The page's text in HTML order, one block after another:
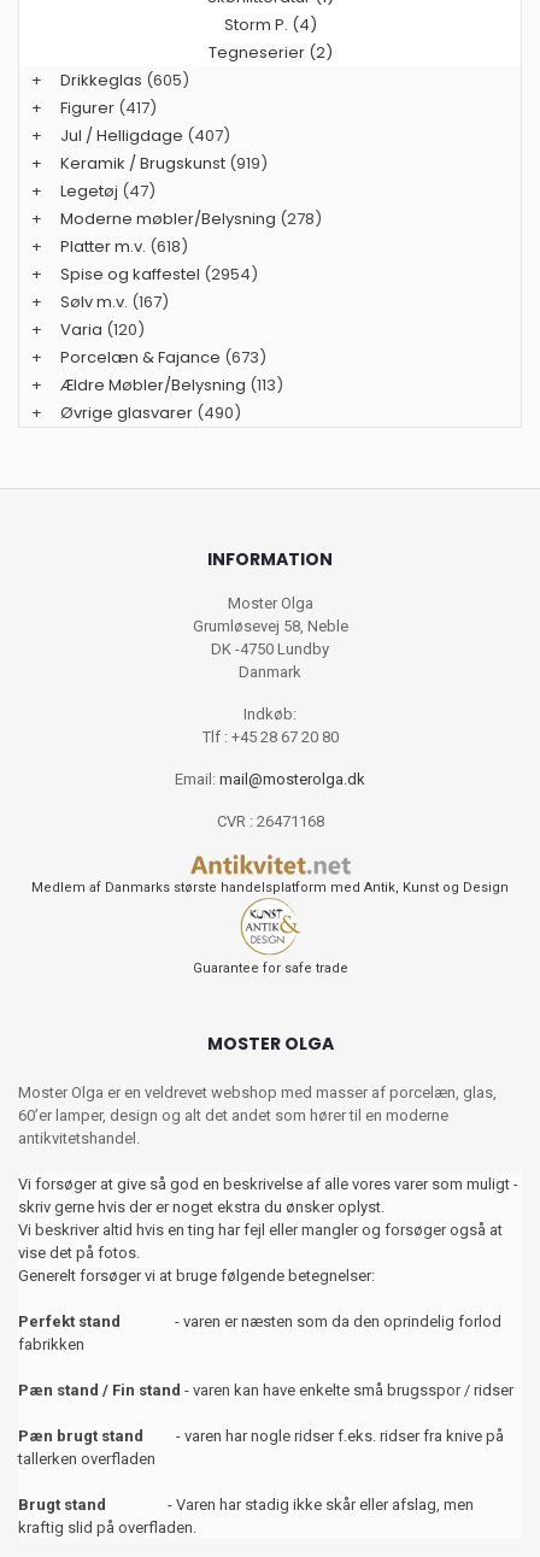
Storm P. (4)
Tegneserier (2)
+
Drikkeglas (605)
+
Figurer (417)
+
Jul / Helligdage (407)
+
Keramik / Brugskunst (919)
+
Legetøj (47)
+
Moderne møbler/Belysning (278)
+
Platter m.v. (618)
+
Spise og kaffestel (2954)
+
Sølv m.v. (167)
+
Varia (120)
+
Porcelæn & Fajance (673)
+
Ældre Møbler/Belysning (113)
+
Øvrige glasvarer (490)
INFORMATION
Moster Olga
Grumløsevej 58, Neble
DK -4750 Lundby
Danmark
Indkøb:
Tlf : +45 28 67 20 80
Email: mail@mosterolga.dk
CVR : 26471168
Medlem af Danmarks største handelsplatform med Antik, Kunst og Design
Guarantee for safe trade
MOSTER OLGA
Moster Olga er en veldrevet webshop med masser af porcelæn, glas,
60’er lamper, design og alt det andet som hører til en moderne
antikvitetshandel.
Vi forsøger at give så god en beskrivelse af alle vores varer som muligt -
skriv gerne hvis der er noget ekstra du ønsker oplyst.
Vi beskriver altid hvis en ting har fejl eller mangler og forsøger også at
vise det på fotos.
Generelt forsøger vi at bruge følgende betegnelser:
Perfekt stand - varen er næsten som da den oprindelig forlod
fabrikken
Pæn stand / Fin stand - varen kan have enkelte små brugsspor / ridser
Pæn brugt stand
- varen har nogle ridser f.eks. ridser fra knive på
tallerken overfladen
Brugt stand
- Varen har stadig ikke skår eller afslag, men
kraftig slid på overfladen.